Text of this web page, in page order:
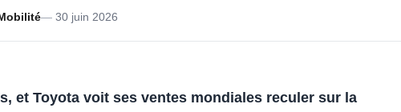
30 juin 2026
et Toyota voit ses ventes mondiales reculer sur la